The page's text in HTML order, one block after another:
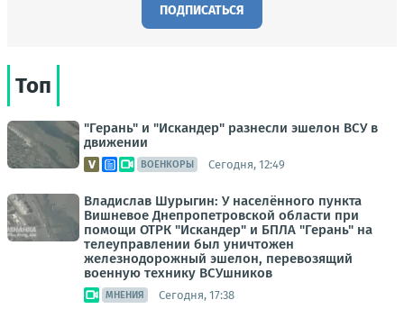
ПОДПИСАТЬСЯ
Топ
"Герань" и "Искандер" разнесли эшелон ВСУ в
движении
ВОЕНКОРЫ Сегодня, 12:49
Владислав Шурыгин: У населённого пункта
Вишневое Днепропетровской области при
помощи ОТРК "Искандер" и БПЛА "Герань" на
телеуправлении был уничтожен
железнодорожный эшелон, перевозящий
военную технику ВСУшников
МНЕНИЯ Сегодня, 17:38